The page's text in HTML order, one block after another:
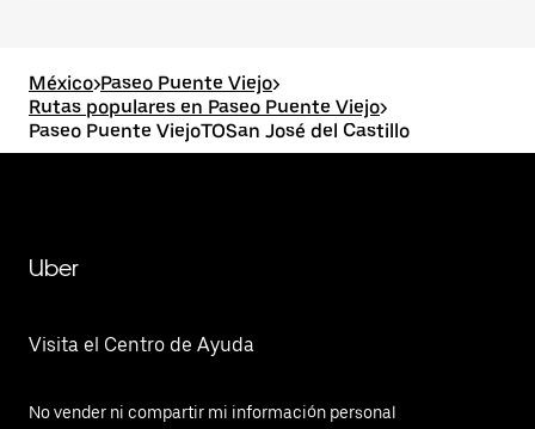
México>Paseo Puente Viejo>
Rutas populares en Paseo Puente Viejo>
Paseo Puente ViejoTOSan José del Castillo
Uber
Visita el Centro de Ayuda
No vender ni compartir mi información personal